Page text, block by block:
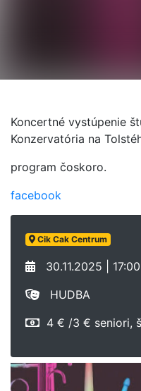
Koncertné vystúpenie
Konzervatória na
program čoskoro.
facebook
Cik Cak Centrum
30.11.2025 |
HUDBA
4 € /3 € seniori,